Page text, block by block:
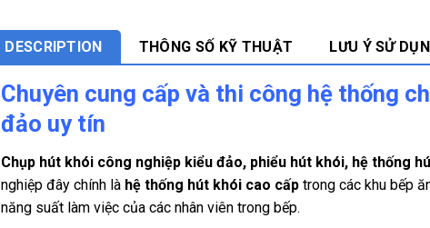
DESCRIPTION THÔNG SỐ KỸ THUẬT LƯU Ý SỬ
Chuyên cung cấp và thi công hệ thống
đảo uy tín
Chụp hút khói công nghiệp kiểu đảo, phiểu hút khói, hệ thống
nghiệp đây chính là hệ thống hút khói cao cấp trong các khu bếp
năng suất làm việc của các nhân viên trong bếp.